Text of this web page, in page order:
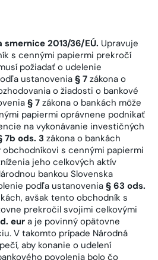
smernice 2013/36/EÚ. Upravuje
s cennými papiermi prekročí
požiadať o udelenie
ustanovenia § 7 zákona o
o žiadosti o bankové
§ 7 zákona o bankách môže
papiermi oprávnene podnikať
na vykonávanie investičných
7b ods. 3 zákona o bankách
s cennými papiermi
jeho celkových aktív
bankou Slovenska
podľa ustanovenia § 63 ods.
avšak tento obchodník s
prekročil svojimi celkovými
eura je povinný opätovne
V takomto prípade Národná
aby konanie o udelení
povolenia bolo čo